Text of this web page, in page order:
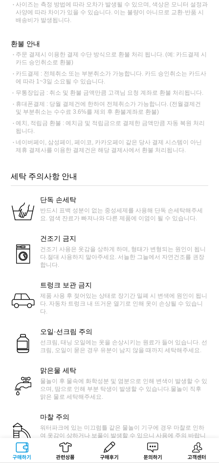
구매하기 관련상품 상품후기 문의하기 고객센터
사이즈는 측정 방법에 따라 오차가 발생될 수 있으며, 색상은 모니터 설정과
사양에 따라 차이가 있을 수 있습니다. 이는 불량이 아니므로 교환·반품 시
배송비가 발생됩니다.
환불 안내
주문 결제시 이용한 결제 수단 방식으로 환불 처리 됩니다. (예: 카드결제 시
카드 승인취소로 환불)
카드결제 : 전체취소 또는 부분취소가 가능합니다. 카드 승인취소는 카드사
에 따라 1~3일 소요될 수 있습니다.
무통장입금 : 취소 및 환불 금액만큼 고객님 요청 계좌로 환불 처리됩니다.
휴대폰결제 : 당월 결제건에 한하여 전체취소가 가능합니다. (전월결제건
및 부분취소는 수수료 3.6%를 제외 후 환불계좌로 환불)
예치, 적립금 환불 : 예치금 및 적립금으로 결제한 금액만큼 자동 복원 처리
됩니다.
네이버페이, 삼성페이, 페이코, 카카오페이 같은 당사 결제 시스템이 아닌
제휴 결제사를 이용한 결제건은 해당 결제사에서 환불 처리됩니다.
세탁 주의사항 안내
단독 손세탁
반드시 표백 성분이 없는 중성세제를 사용해 단독 손세탁해주세
요. 염색 잔료가 빠져나와 다른 제품에 이염이 될 수 있습니다.
건조기 금지
건조기 사용은 옷감을 상하게 하며, 형태가 변형되는 원인이 됩니
다.절대 사용하지 말아주세요. 서늘한 그늘에서 자연건조를 권장
합니다.
트렁크 보관 금지
제품 사용 후 젖어있는 상태로 장기간 밀폐 시 변색에 원인이 됩니
다. 자동차 트렁크 내 뜨거운 열기로 인해 옷이 손상될 수 있습니
다.
오일·선크림 주의
선크림, 태닝 오일에는 옷을 손상시키는 원료가 들어 있습니다. 선
크림, 오일이 묻은 경우 유분이 남지 않을 때까지 세탁해주세요.
맑은물 세탁
물놀이 후 물속에 화학성분 및 염분으로 인해 변색이 발생할 수 있
으며, 땀으로 인해 부분 탁생이 발생할 수 있습니다.물놀이 직후
맑은 물로 세탁해주세요.
마찰 주의
워터파크에 있는 미끄럼틀 같은 물놀이 기구에 경우 마찰로 인하
여 옷감이 상하거나 보풀이 발생할 수 있으니 사용에 주의 바랍니